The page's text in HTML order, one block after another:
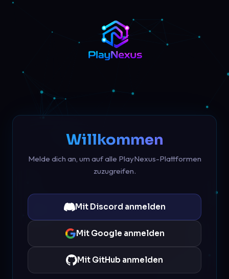
Willkommen
Melde dich an, um auf alle PlayNexus-Plattformen
zuzugreifen.
Mit Discord anmelden
Mit Google anmelden
Mit GitHub anmelden